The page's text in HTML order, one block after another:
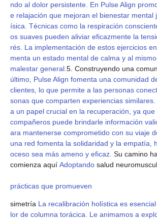
ndo al dolor persistente. En Pulse Align
e relajación que mejoran el bienestar mental
ísica. Técnicas como la respiración
os suaves pueden aliviar eficazmente la
rés. La implementación de estos ejercicios
menta un estado mental de calma y al
malestar general.5. Construyendo una
último, Pulse Align fomenta una comunidad
clientes, lo que permite a las personas
sonas que comparten experiencias
a un papel crucial en la recuperación, ya
compañeros puede brindarle información
ara mantenerse comprometido con su viaje
una red fomenta la solidaridad y la empatía,
oceso sea más ameno y eficaz. Su camino
comienza aquí Adoptando salud
prácticas que promueven
simetría La recalibración holística es
lor de columna torácica. Le animamos a